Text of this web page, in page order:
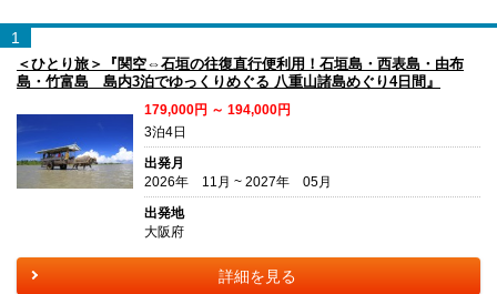
1
＜ひとり旅＞『関空⇔石垣の往復直行便利用！石垣島・西表島・由布
島・竹富島 島内3泊でゆっくりめぐる 八重山諸島めぐり4日間』
179,000円 ～ 194,000円
3泊4日
出発月
2026年 11月 ~ 2027年 05月
出発地
大阪府
詳細を見る